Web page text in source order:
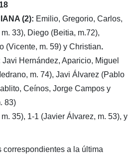
(2): Emilio, Gregorio, Carlos,
33), Diego (Beitia, m.72),
(Vicente, m. 59) y Christian.
Javi Hernández, Aparicio, Miguel
m. 74), Javi Álvarez (Pablo
Ceínos, Jorge Campos y
83)
35), 1-1 (Javier Álvarez, m. 53), y
correspondientes a la última